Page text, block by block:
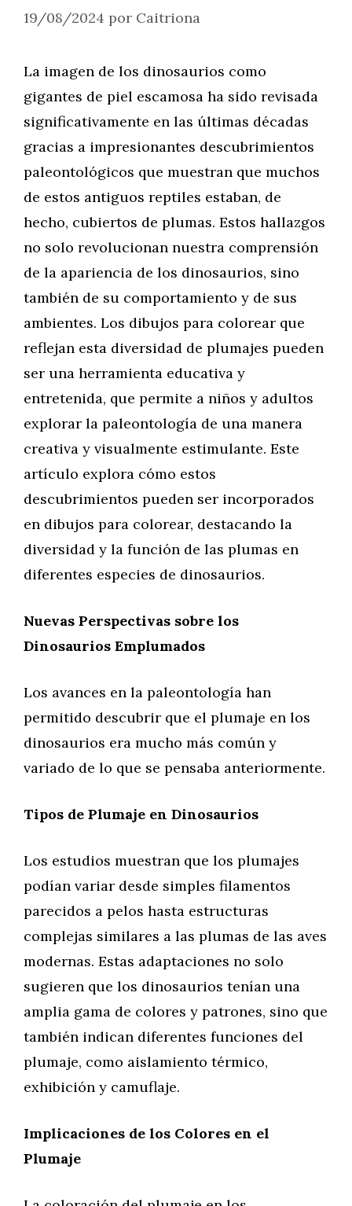
19/08/2024 por Caitriona
La imagen de los dinosaurios como
gigantes de piel escamosa ha sido revisada
significativamente en las últimas décadas
gracias a impresionantes descubrimientos
paleontológicos que muestran que muchos
de estos antiguos reptiles estaban, de
hecho, cubiertos de plumas. Estos hallazgos
no solo revolucionan nuestra comprensión
de la apariencia de los dinosaurios, sino
también de su comportamiento y de sus
ambientes. Los dibujos para colorear que
reflejan esta diversidad de plumajes pueden
ser una herramienta educativa y
entretenida, que permite a niños y adultos
explorar la paleontología de una manera
creativa y visualmente estimulante. Este
artículo explora cómo estos
descubrimientos pueden ser incorporados
en dibujos para colorear, destacando la
diversidad y la función de las plumas en
diferentes especies de dinosaurios.
Nuevas Perspectivas sobre los
Dinosaurios Emplumados
Los avances en la paleontología han
permitido descubrir que el plumaje en los
dinosaurios era mucho más común y
variado de lo que se pensaba anteriormente.
Tipos de Plumaje en Dinosaurios
Los estudios muestran que los plumajes
podían variar desde simples filamentos
parecidos a pelos hasta estructuras
complejas similares a las plumas de las aves
modernas. Estas adaptaciones no solo
sugieren que los dinosaurios tenían una
amplia gama de colores y patrones, sino que
también indican diferentes funciones del
plumaje, como aislamiento térmico,
exhibición y camuflaje.
Implicaciones de los Colores en el
Plumaje